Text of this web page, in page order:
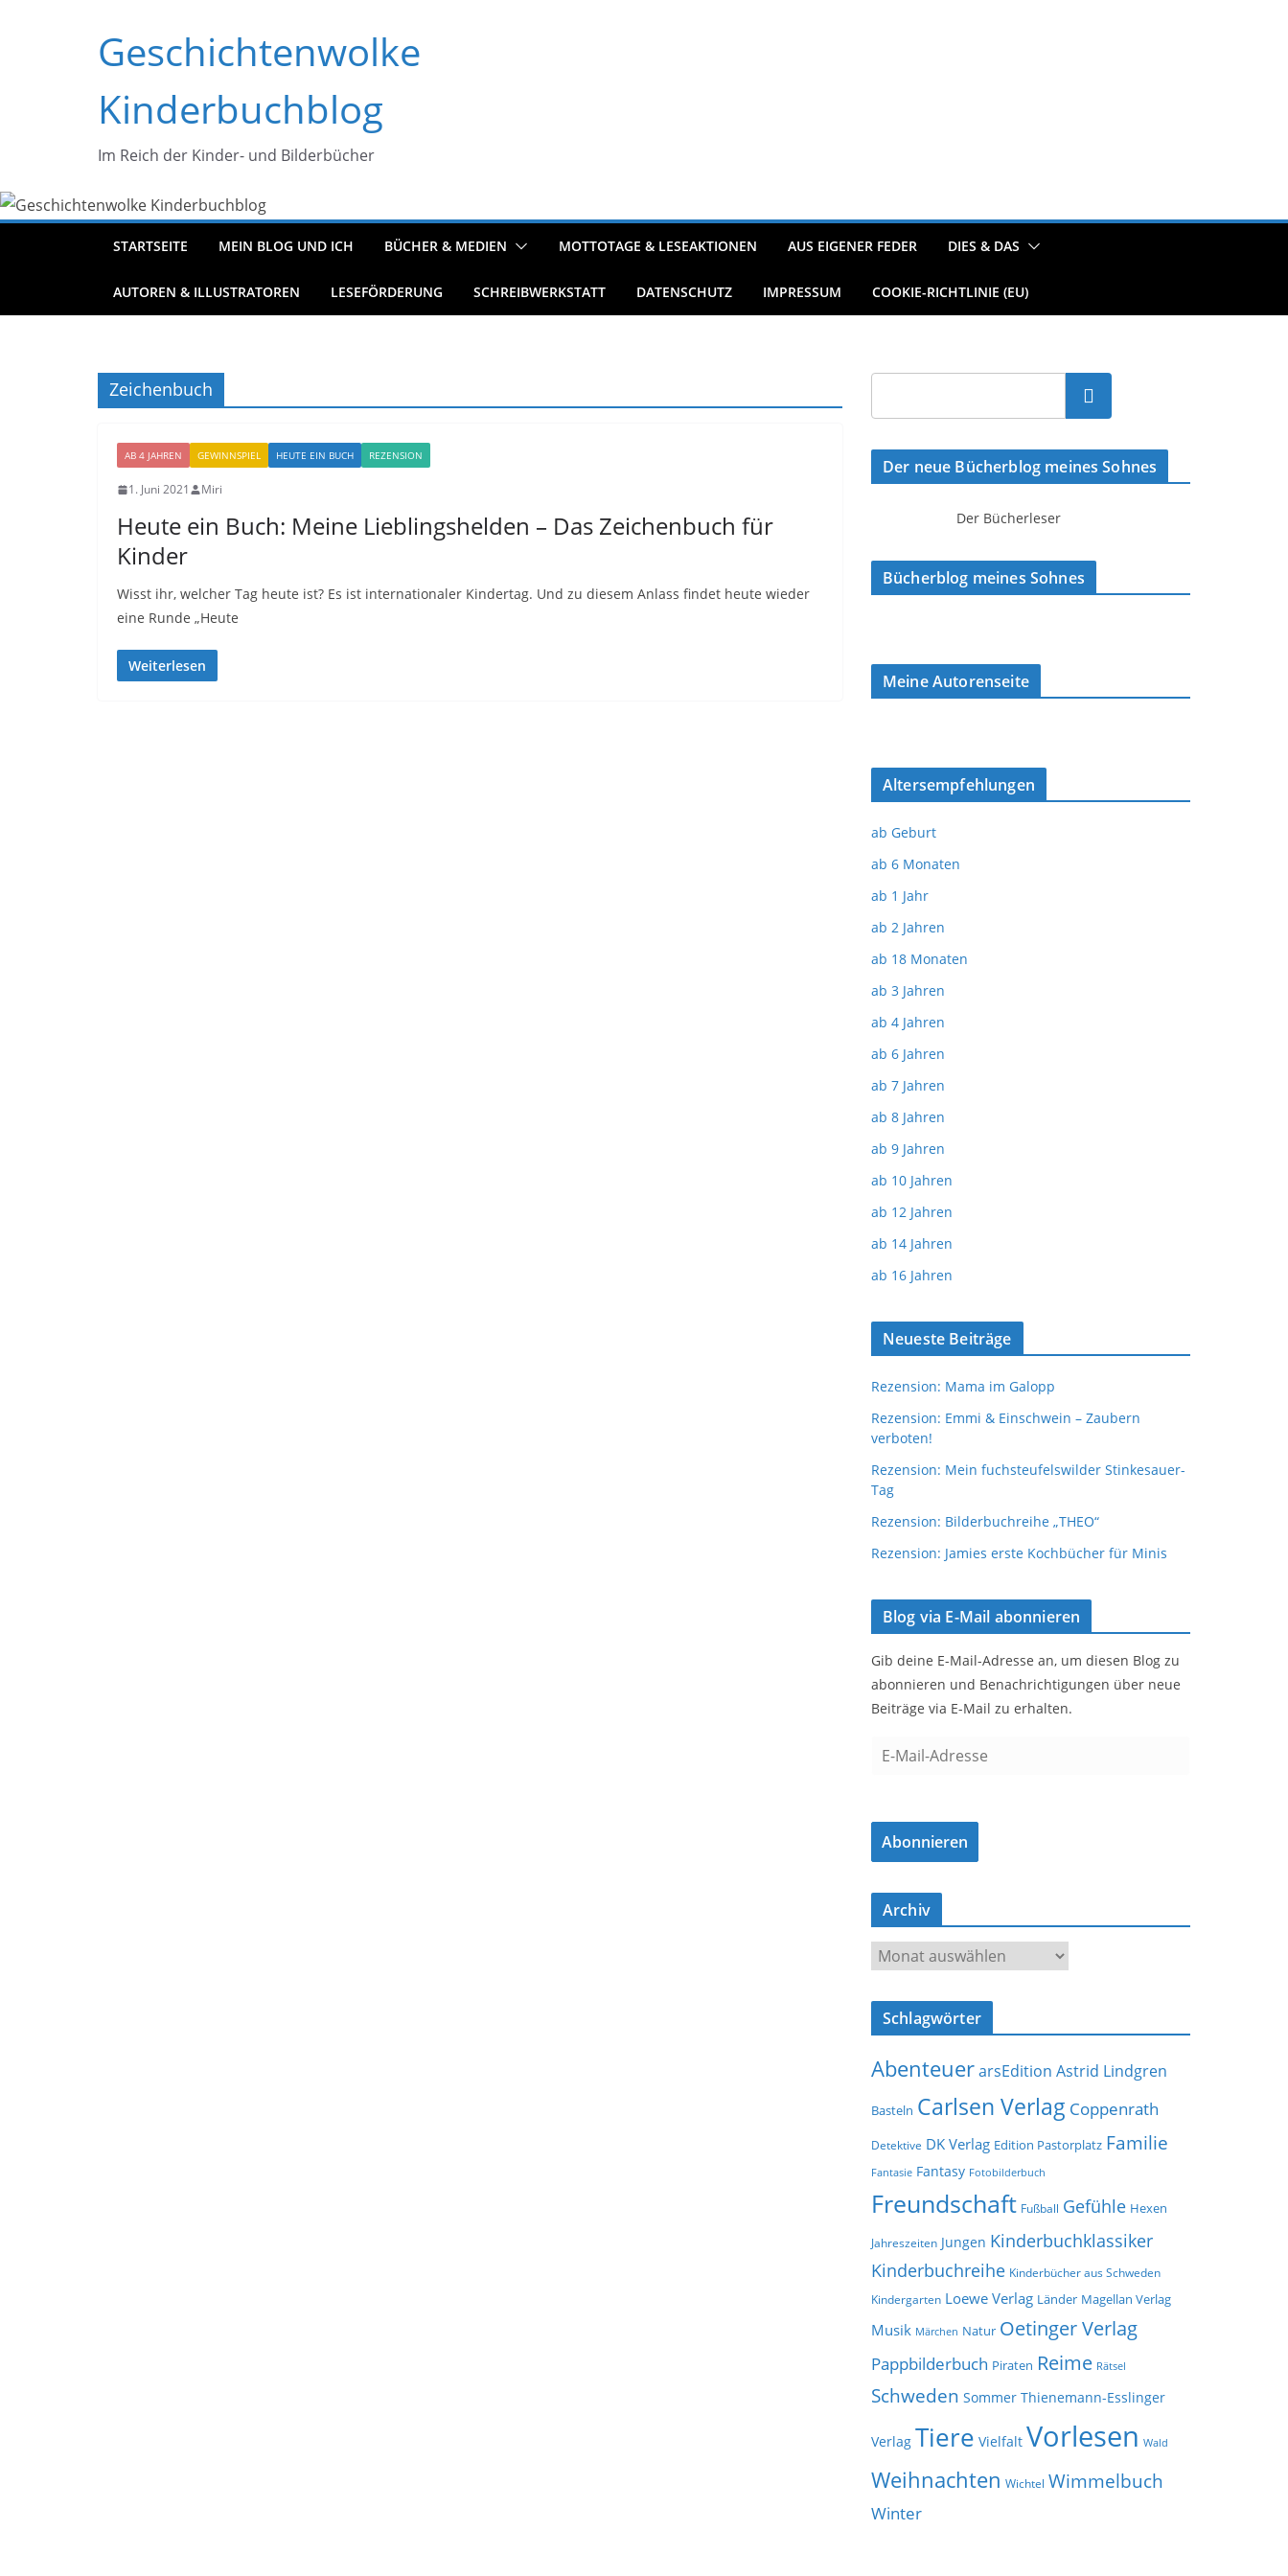
Geschichtenwolke
Kinderbuchblog
Im Reich der Kinder- und Bilderbücher
STARTSEITE MEIN BLOG UND ICH BÜCHER & MEDIEN MOTTOTAGE & LESEAKTIONEN AUS EIGENER FEDER DIES & DAS
AUTOREN & ILLUSTRATOREN LESEFÖRDERUNG SCHREIBWERKSTATT DATENSCHUTZ IMPRESSUM COOKIE-RICHTLINIE (EU)
Zeichenbuch
AB 4 JAHREN GEWINNSPIEL HEUTE EIN BUCH REZENSION
1. Juni 2021 Miri
Heute ein Buch: Meine Lieblingshelden – Das Zeichenbuch für
Kinder
Wisst ihr, welcher Tag heute ist? Es ist internationaler Kindertag. Und zu diesem Anlass findet heute wieder
eine Runde „Heute
Weiterlesen
Suchen
Der neue Bücherblog meines Sohnes
Der Bücherleser
Bücherblog meines Sohnes
Meine Autorenseite
Altersempfehlungen
ab Geburt
ab 6 Monaten
ab 1 Jahr
ab 2 Jahren
ab 18 Monaten
ab 3 Jahren
ab 4 Jahren
ab 6 Jahren
ab 7 Jahren
ab 8 Jahren
ab 9 Jahren
ab 10 Jahren
ab 12 Jahren
ab 14 Jahren
ab 16 Jahren
Neueste Beiträge
Rezension: Mama im Galopp
Rezension: Emmi & Einschwein – Zaubern
verboten!
Rezension: Mein fuchsteufelswilder Stinkesauer-
Tag
Rezension: Bilderbuchreihe „THEO“
Rezension: Jamies erste Kochbücher für Minis
Blog via E-Mail abonnieren
Gib deine E-Mail-Adresse an, um diesen Blog zu
abonnieren und Benachrichtigungen über neue
Beiträge via E-Mail zu erhalten.
a
l
-
d
s
e
Abonnieren
Archiv
r
c
v
Schlagwörter
AbenteuerarsEdition Astrid Lindgren
Basteln Carlsen Verlag Coppenrath
Detektive DK Verlag Edition Pastorplatz Familie
Fantasie Fantasy Fotobilderbuch
Freundschaft Fußball Gefühle Hexen
Jahreszeiten Jungen Kinderbuchklassiker
Kinderbuchreihe Kinderbücher aus Schweden
Kindergarten Loewe Verlag Länder Magellan Verlag
Musik Märchen Natur Oetinger Verlag
Pappbilderbuch Piraten Reime Rätsel
Schweden Sommer Thienemann-Esslinger
Verlag Tiere Vielfalt Vorlesen Wald
Weihnachten Wichtel Wimmelbuch
Winter